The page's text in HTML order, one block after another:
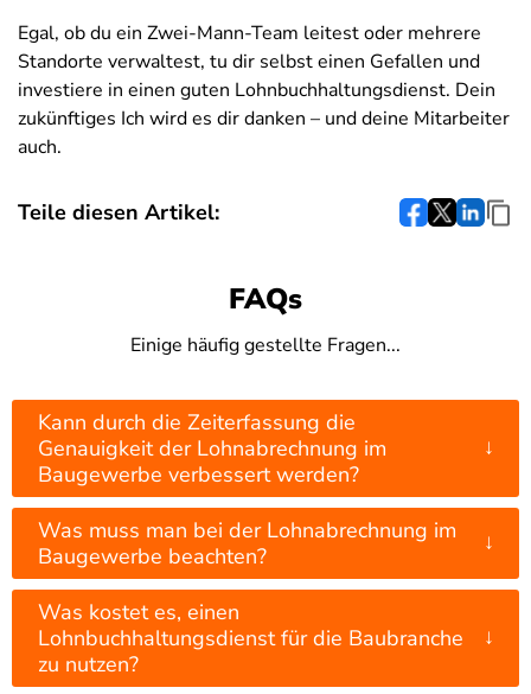
Egal, ob du ein Zwei-Mann-Team leitest oder mehrere
Standorte verwaltest, tu dir selbst einen Gefallen und
investiere in einen guten Lohnbuchhaltungsdienst. Dein
zukünftiges Ich wird es dir danken – und deine Mitarbeiter
auch.
Teile diesen Artikel:
FAQs
Einige häufig gestellte Fragen...
Kann durch die Zeiterfassung die
Genauigkeit der Lohnabrechnung im
Baugewerbe verbessert werden?
↓
Was muss man bei der Lohnabrechnung im
Baugewerbe beachten?
↓
Was kostet es, einen
Lohnbuchhaltungsdienst für die Baubranche
zu nutzen?
↓